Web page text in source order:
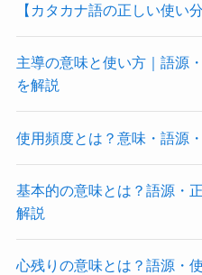
【カタカナ語の正しい使い分
主導の意味と使い方｜語源
を解説
使用頻度とは？意味・語源
基本的の意味とは？語源・
解説
心残りの意味とは？語源・